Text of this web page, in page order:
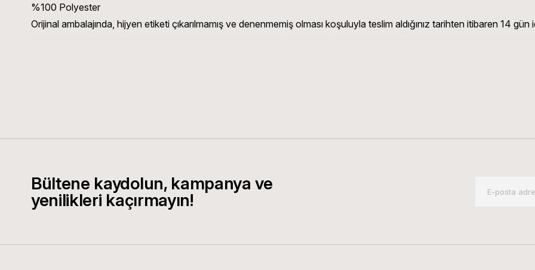
%100 Polyester
Orijinal ambalajında, hijyen etiketi çıkarılmamış ve denenmemiş olması koşuluyla teslim aldığınız tarihten itibaren 14
Bültene kaydolun, kampanya ve
yenilikleri kaçırmayın!